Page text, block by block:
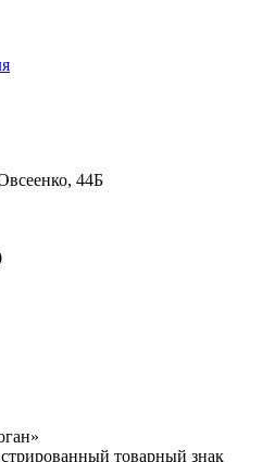
44Б
товарный знак